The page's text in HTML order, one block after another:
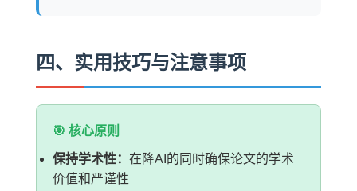
四、实用技巧与注意事项
🎯 核心原则
保持学术性： 在降AI的同时确保论文的学术
价值和严谨性